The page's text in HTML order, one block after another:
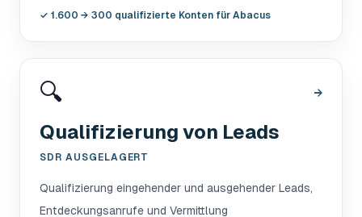
✓ 1.600 → 300 qualifizierte Konten für Abacus
🔍 →
Qualifizierung von Leads
SDR AUSGELAGERT
Qualifizierung eingehender und ausgehender Leads,
Entdeckungsanrufe und Vermittlung